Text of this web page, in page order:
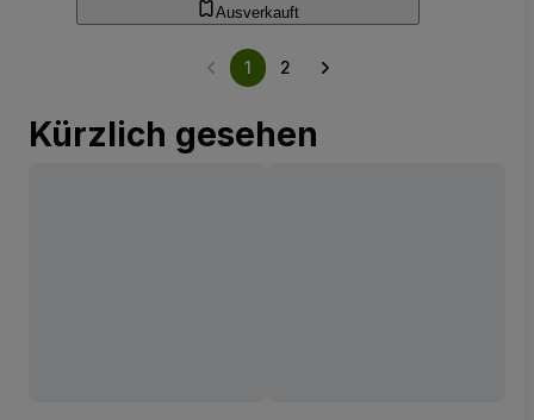
Ausverkauft
1 2
Kürzlich gesehen